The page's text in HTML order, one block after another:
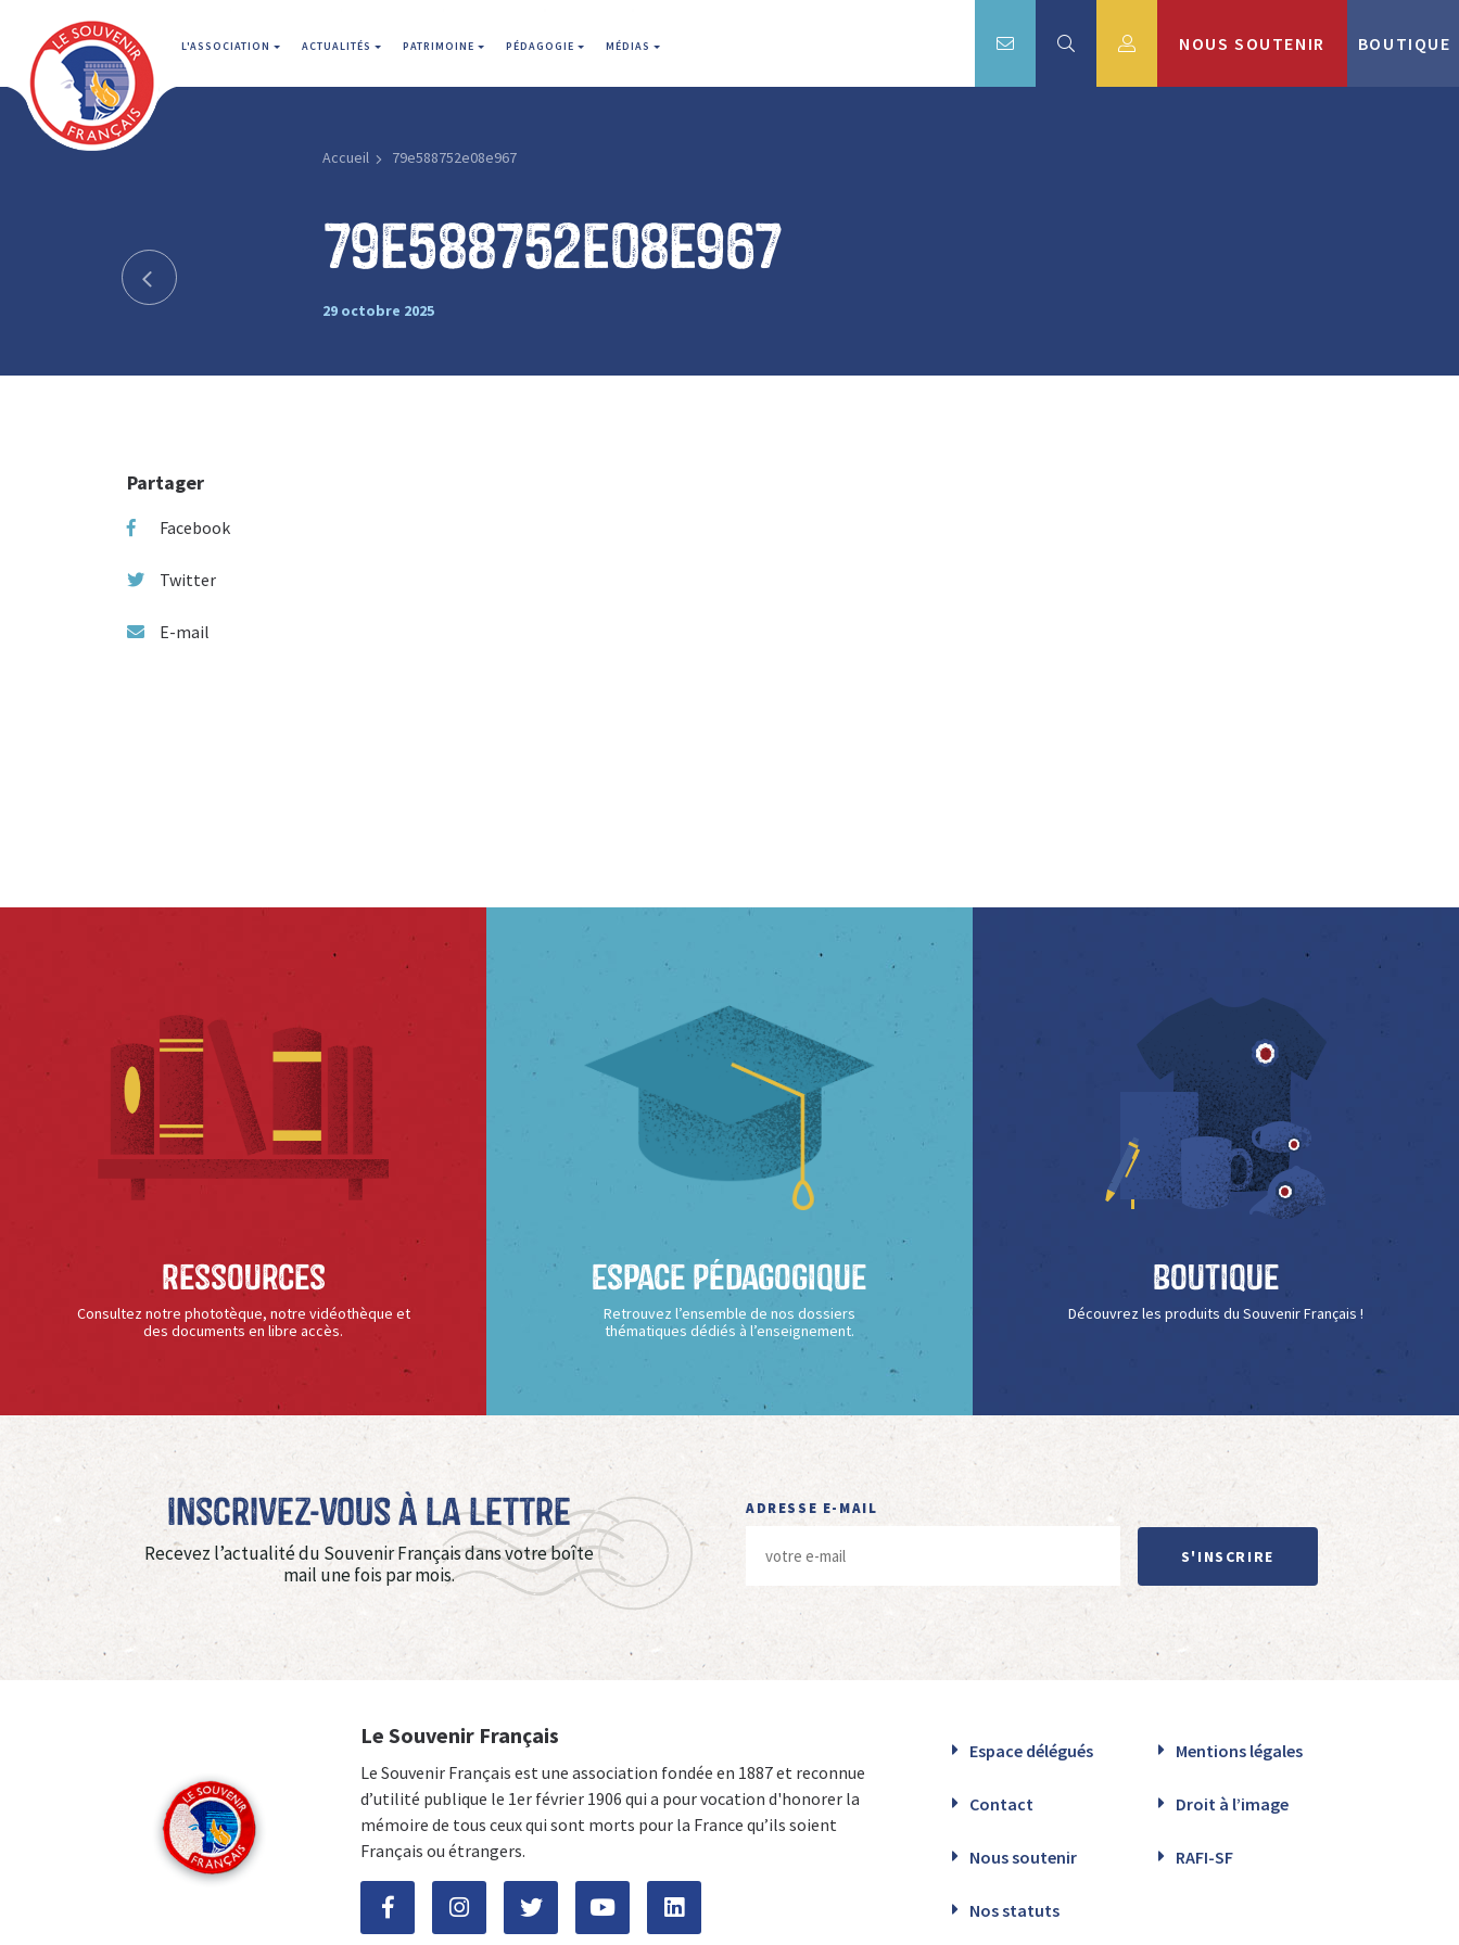
L'ASSOCIATION ACTUALITÉS PATRIMOINE PÉDAGOGIE MÉDIAS NOUS SOUTENIR BOUTIQUE
Accueil 79e588752e08e967
79e588752e08e967
29 octobre 2025
Partager
Facebook
Twitter
E-mail
Ressources
Consultez notre phototèque, notre vidéothèque et
des documents en libre accès.
Espace Pédagogique
Retrouvez l’ensemble de nos dossiers
thématiques dédiés à l’enseignement.
Boutique
Découvrez les produits du Souvenir Français !
Inscrivez-vous à La Lettre
Recevez l’actualité du Souvenir Français dans votre boîte
mail une fois par mois.
ADRESSE E-MAIL
S'INSCRIRE
Le Souvenir Français
Le Souvenir Français est une association fondée en 1887 et reconnue
d’utilité publique le 1er février 1906 qui a pour vocation d'honorer la
mémoire de tous ceux qui sont morts pour la France qu’ils soient
Français ou étrangers.
Espace délégués Mentions légales
Contact Droit à l’image
Nous soutenir RAFI-SF
Nos statuts